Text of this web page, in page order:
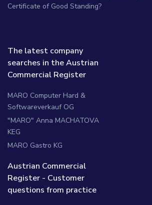
Certificate of Good Standing?
The latest company
searches in the Austrian
Commercial Register
MARO Computer Hard &
Softwareverkauf OG
"MARO" Anna MACHATOVA
KEG
MARO Gastro KG
Austrian Commercial
Register - Customer
questions from practice